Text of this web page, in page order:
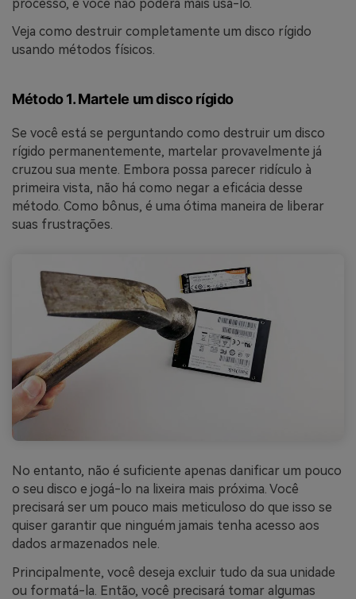
processo, e você não poderá mais usá-lo.
Veja como destruir completamente um disco rígido
usando métodos físicos.
Método 1. Martele um disco rígido
Se você está se perguntando como destruir um disco
rígido permanentemente, martelar provavelmente já
cruzou sua mente. Embora possa parecer ridículo à
primeira vista, não há como negar a eficácia desse
método. Como bônus, é uma ótima maneira de liberar
suas frustrações.
No entanto, não é suficiente apenas danificar um pouco
o seu disco e jogá-lo na lixeira mais próxima. Você
precisará ser um pouco mais meticuloso do que isso se
quiser garantir que ninguém jamais tenha acesso aos
dados armazenados nele.
Principalmente, você deseja excluir tudo da sua unidade
ou formatá-la. Então, você precisará tomar algumas